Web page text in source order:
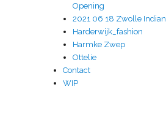
Opening
2021 06 18 Zwolle Indian
Harderwijk_fashion
Harmke Zwep
Ottelie
Contact
WIP